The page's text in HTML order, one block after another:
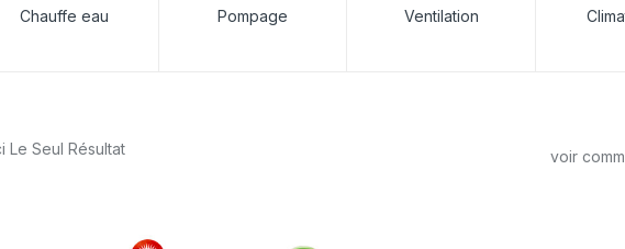
Chauffe eau Pompage Ventilation
Le Seul Résultat voir